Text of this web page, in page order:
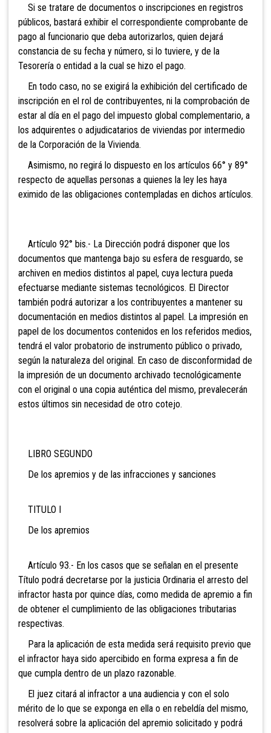
Si se tratare de documentos o inscripciones en registros
públicos, bastará exhibir el correspondiente comprobante de
pago al funcionario que deba autorizarlos, quien dejará
constancia de su fecha y número, si lo tuviere, y de la
Tesorería o entidad a la cual se hizo el pago.
En todo caso, no se exigirá la exhibición del certificado de
inscripción en el rol de contribuyentes, ni la comprobación de
estar al día en el pago del impuesto global complementario, a
los adquirentes o adjudicatarios de viviendas por intermedio
de la Corporación de la Vivienda.
Asimismo, no regirá lo dispuesto en los artículos 66° y 89°
respecto de aquellas personas a quienes la ley les haya
eximido de las obligaciones contempladas en dichos artículos.
Artículo 92° bis.- La Dirección podrá disponer que los
documentos que mantenga bajo su esfera de resguardo, se
archiven en medios distintos al papel, cuya lectura pueda
efectuarse mediante sistemas tecnológicos. El Director
también podrá autorizar a los contribuyentes a mantener su
documentación en medios distintos al papel. La impresión en
papel de los documentos contenidos en los referidos medios,
tendrá el valor probatorio de instrumento público o privado,
según la naturaleza del original. En caso de disconformidad de
la impresión de un documento archivado tecnológicamente
con el original o una copia auténtica del mismo, prevalecerán
estos últimos sin necesidad de otro cotejo.
LIBRO SEGUNDO
De los apremios y de las infracciones y sanciones
TITULO I
De los apremios
Artículo 93.- En los casos que se señalan en el presente
Título podrá decretarse por la justicia Ordinaria el arresto del
infractor hasta por quince días, como medida de apremio a fin
de obtener el cumplimiento de las obligaciones tributarias
respectivas.
Para la aplicación de esta medida será requisito previo que
el infractor haya sido apercibido en forma expresa a fin de
que cumpla dentro de un plazo razonable.
El juez citará al infractor a una audiencia y con el solo
mérito de lo que se exponga en ella o en rebeldía del mismo,
resolverá sobre la aplicación del apremio solicitado y podrá